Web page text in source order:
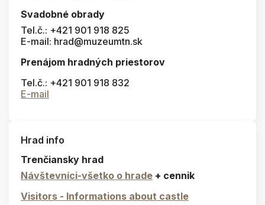
Svadobné obrady
Tel.č.: +421 901 918 825
E-mail: hrad@muzeumtn.sk
Prenájom hradných priestorov
Tel.č.: +421 901 918 832
E-mail
Hrad info
Trenčiansky hrad
Návštevníci-všetko o hrade + cennik
Visitors - Informations about castle